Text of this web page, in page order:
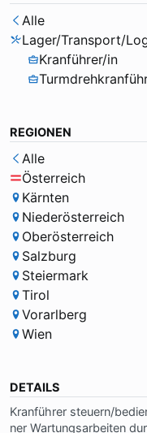
Alle
Lager/Transport/
Kranführer/in
REGIONEN
Alle
Österreich
Kärnten
Niederösterreich
Oberösterreich
Salzburg
Steiermark
Tirol
Vorarlberg
Wien
DETAILS
Kran­füh­rer steu­ern/
ner War­tungs­ar­bei­ten